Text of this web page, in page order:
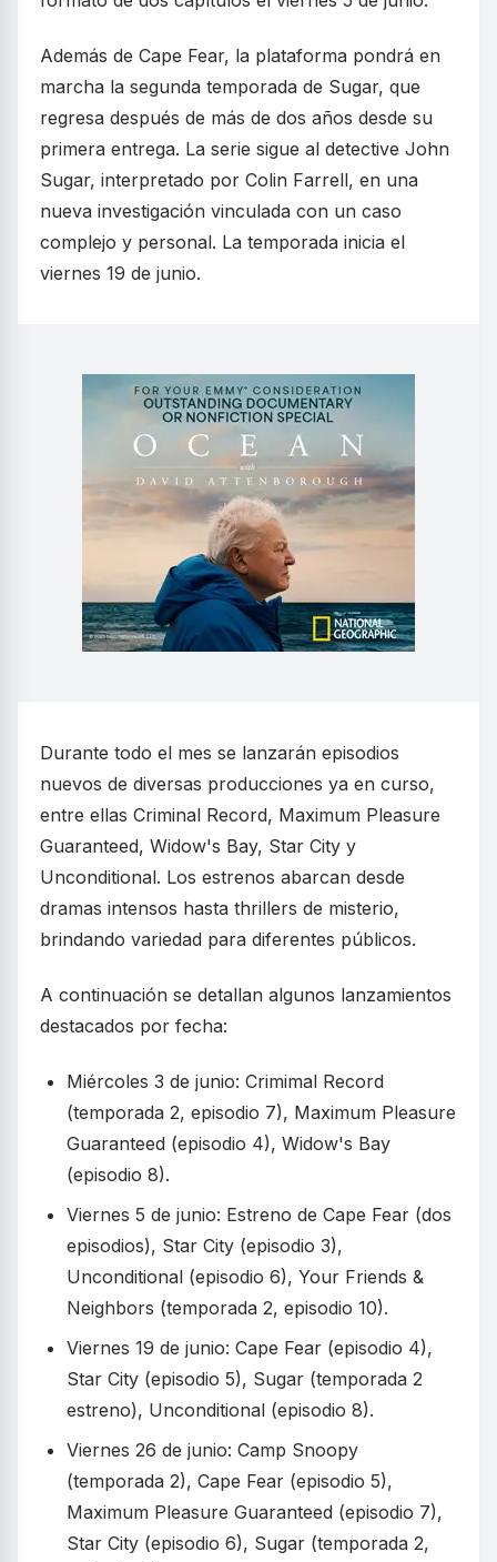
Además de Cape Fear, la plataforma pondrá en
marcha la segunda temporada de Sugar, que
regresa después de más de dos años desde su
primera entrega. La serie sigue al detective John
Sugar, interpretado por Colin Farrell, en una
nueva investigación vinculada con un caso
complejo y personal. La temporada inicia el
viernes 19 de junio.
Durante todo el mes se lanzarán episodios
nuevos de diversas producciones ya en curso,
entre ellas Criminal Record, Maximum Pleasure
Guaranteed, Widow's Bay, Star City y
Unconditional. Los estrenos abarcan desde
dramas intensos hasta thrillers de misterio,
brindando variedad para diferentes públicos.
A continuación se detallan algunos lanzamientos
destacados por fecha:
Miércoles 3 de junio: Crimimal Record
(temporada 2, episodio 7), Maximum Pleasure
Guaranteed (episodio 4), Widow's Bay
(episodio 8).
Viernes 5 de junio: Estreno de Cape Fear (dos
episodios), Star City (episodio 3),
Unconditional (episodio 6), Your Friends &
Neighbors (temporada 2, episodio 10).
Viernes 19 de junio: Cape Fear (episodio 4),
Star City (episodio 5), Sugar (temporada 2
estreno), Unconditional (episodio 8).
Viernes 26 de junio: Camp Snoopy
(temporada 2), Cape Fear (episodio 5),
Maximum Pleasure Guaranteed (episodio 7),
Star City (episodio 6), Sugar (temporada 2,